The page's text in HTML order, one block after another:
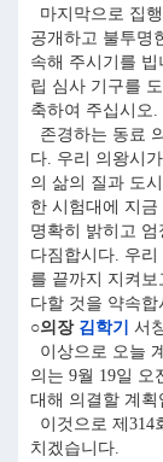
마지막으로 집
공개하고 불투명
속해 주시기를
립 심사 기구를
축하여 주십시오.
존경하는 동료
다. 우리 의왕시
의 삶의 질과 도
한 시험대에 지
명확히 밝히고
다짐합시다. 우
를 끝까지 지켜
다할 것을 약속
○의장 김학기
서
이상으로 오늘
의는 9월 19일 오
대해 의결할 계획
이것으로 제314
치겠습니다.